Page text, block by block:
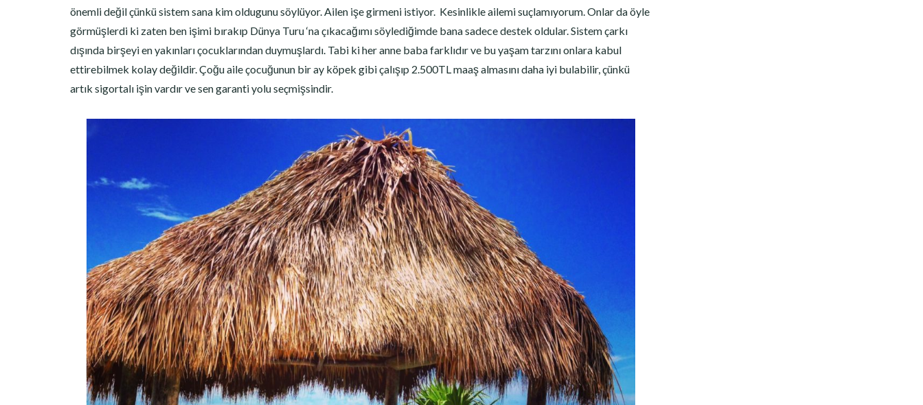
önemli değil çünkü sistem sana kim oldugunu söylüyor. Ailen işe girmeni istiyor. Kesinlikle ailemi suçlamıyorum. Onlar da öyle
görmüşlerdi ki zaten ben işimi bırakıp Dünya Turu ‘na çıkacağımı söylediğimde bana sadece destek oldular. Sistem çarkı
dışında birşeyi en yakınları çocuklarından duymuşlardı. Tabi ki her anne baba farklıdır ve bu yaşam tarzını onlara kabul
ettirebilmek kolay değildir. Çoğu aile çocuğunun bir ay köpek gibi çalışıp 2.500TL maaş almasını daha iyi bulabilir, çünkü
artık sigortalı işin vardır ve sen garanti yolu seçmişsindir.